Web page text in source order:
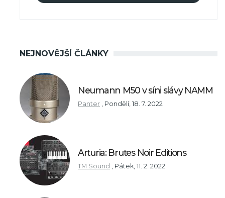
NEJNOVĚJŠÍ ČLÁNKY
Neumann M50 v síni slávy NAMM
Panter Pondělí, 18. 7. 2022
Arturia: Brutes Noir Editions
TM Sound Pátek, 11. 2. 2022